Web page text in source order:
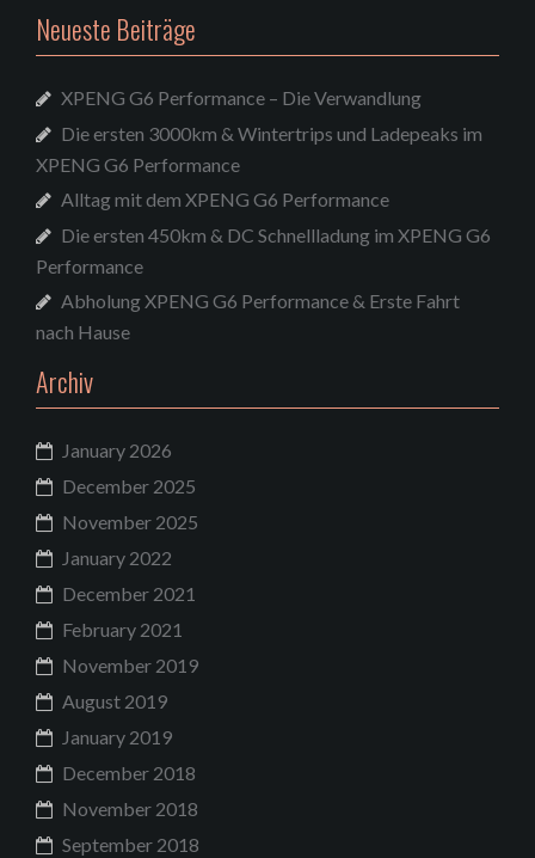
Neueste Beiträge
XPENG G6 Performance – Die Verwandlung
Die ersten 3000km & Wintertrips und Ladepeaks im
XPENG G6 Performance
Alltag mit dem XPENG G6 Performance
Die ersten 450km & DC Schnellladung im XPENG G6
Performance
Abholung XPENG G6 Performance & Erste Fahrt
nach Hause
Archiv
January 2026
December 2025
November 2025
January 2022
December 2021
February 2021
November 2019
August 2019
January 2019
December 2018
November 2018
September 2018